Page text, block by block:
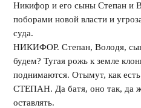
Никифор и его сыны Степан и
поборами новой власти и
суда.
НИКИФОР. Степан, Володя,
будем? Тугая рожь к земле
поднимаются. Отымут, как
СТЕПАН. Да батя, оно так, да
оставлять.